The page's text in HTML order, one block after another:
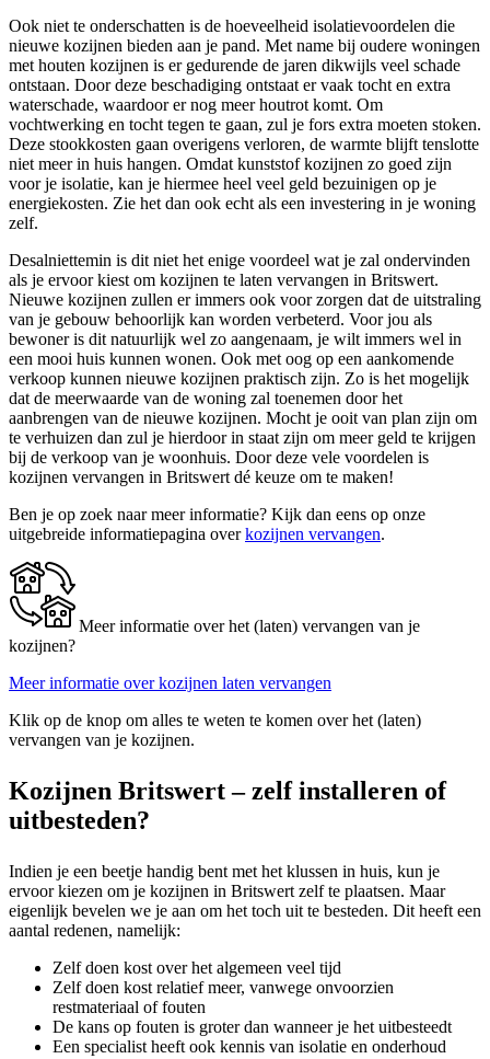
Ook niet te onderschatten is de hoeveelheid isolatievoordelen die
nieuwe kozijnen bieden aan je pand. Met name bij oudere woningen
met houten kozijnen is er gedurende de jaren dikwijls veel schade
ontstaan. Door deze beschadiging ontstaat er vaak tocht en extra
waterschade, waardoor er nog meer houtrot komt. Om
vochtwerking en tocht tegen te gaan, zul je fors extra moeten stoken.
Deze stookkosten gaan overigens verloren, de warmte blijft tenslotte
niet meer in huis hangen. Omdat kunststof kozijnen zo goed zijn
voor je isolatie, kan je hiermee heel veel geld bezuinigen op je
energiekosten. Zie het dan ook echt als een investering in je woning
zelf.
Desalniettemin is dit niet het enige voordeel wat je zal ondervinden
als je ervoor kiest om kozijnen te laten vervangen in Britswert.
Nieuwe kozijnen zullen er immers ook voor zorgen dat de uitstraling
van je gebouw behoorlijk kan worden verbeterd. Voor jou als
bewoner is dit natuurlijk wel zo aangenaam, je wilt immers wel in
een mooi huis kunnen wonen. Ook met oog op een aankomende
verkoop kunnen nieuwe kozijnen praktisch zijn. Zo is het mogelijk
dat de meerwaarde van de woning zal toenemen door het
aanbrengen van de nieuwe kozijnen. Mocht je ooit van plan zijn om
te verhuizen dan zul je hierdoor in staat zijn om meer geld te krijgen
bij de verkoop van je woonhuis. Door deze vele voordelen is
kozijnen vervangen in Britswert dé keuze om te maken!
Ben je op zoek naar meer informatie? Kijk dan eens op onze
uitgebreide informatiepagina overkozijnen vervangen.
Meer informatie over het (laten) vervangen van je
kozijnen?
Meer informatie over kozijnen laten vervangen
Klik op de knop om alles te weten te komen over het (laten)
vervangen van je kozijnen.
Kozijnen Britswert – zelf installeren of
uitbesteden?
Indien je een beetje handig bent met het klussen in huis, kun je
ervoor kiezen om je kozijnen in Britswert zelf te plaatsen. Maar
eigenlijk bevelen we je aan om het toch uit te besteden. Dit heeft een
aantal redenen, namelijk:
Zelf doen kost over het algemeen veel tijd
Zelf doen kost relatief meer, vanwege onvoorzien
restmateriaal of fouten
De kans op fouten is groter dan wanneer je het uitbesteedt
Een specialist heeft ook kennis van isolatie en onderhoud